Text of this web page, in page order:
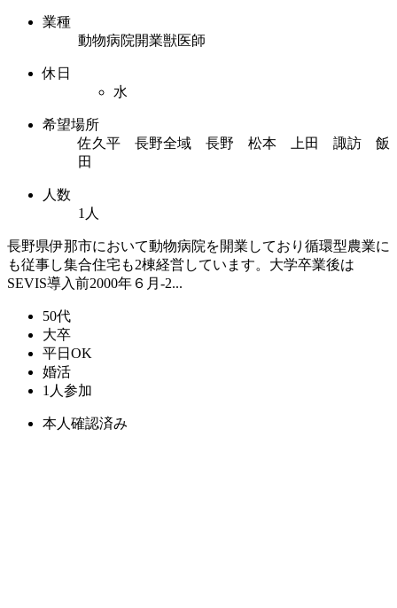
業種
動物病院開業獣医師
休日
水
希望場所
佐久平 長野全域 長野 松本 上田 諏訪 飯
田
人数
1人
長野県伊那市において動物病院を開業しており循環型農業に
も従事し集合住宅も2棟経営しています。大学卒業後は
SEVIS導入前2000年６月-2...
50代
大卒
平日OK
婚活
1人参加
本人確認済み